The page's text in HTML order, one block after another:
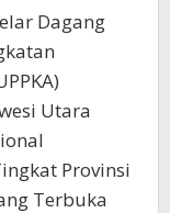
Dagang
Utara
Provinsi
Terbuka